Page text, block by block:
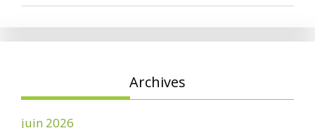
Archives
juin 2026